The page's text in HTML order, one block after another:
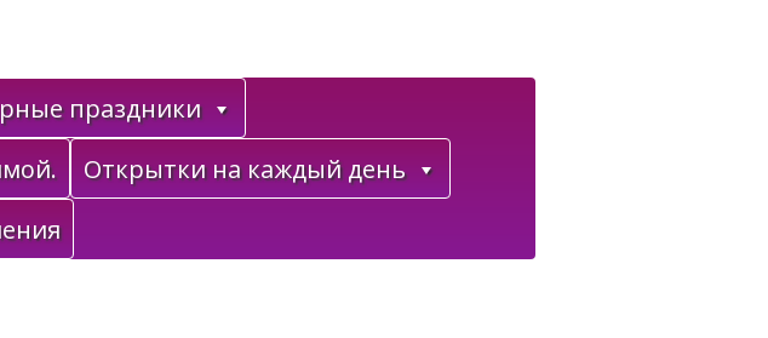
праздники
Открытки на каждый день